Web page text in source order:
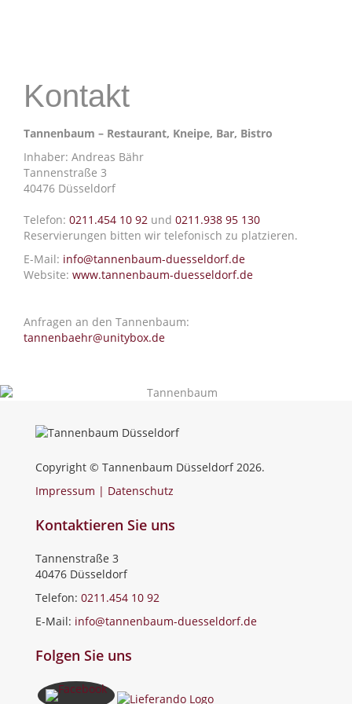
Kontakt
Tannenbaum – Restaurant, Kneipe, Bar, Bistro
Inhaber: Andreas Bähr
Tannenstraße 3
40476 Düsseldorf
Telefon: 0211.454 10 92 und 0211.938 95 130
Reservierungen bitten wir telefonisch zu platzieren.
E-Mail: info@tannenbaum-duesseldorf.de
Website: www.tannenbaum-duesseldorf.de
Anfragen an den Tannenbaum:
tannenbaehr@unitybox.de
Copyright © Tannenbaum Düsseldorf 2026.
Impressum | Datenschutz
Kontaktieren Sie uns
Tannenstraße 3
40476 Düsseldorf
Telefon: 0211.454 10 92
E-Mail: info@tannenbaum-duesseldorf.de
Folgen Sie uns